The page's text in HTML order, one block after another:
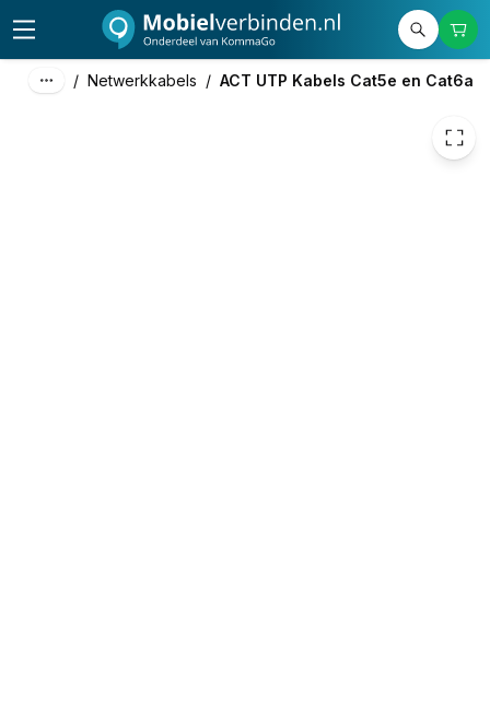
/ Netwerkkabels / ACT UTP Kabels Cat5e en Cat6a
€ 1,15